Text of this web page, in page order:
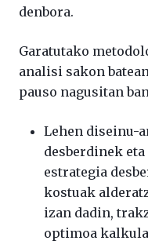
denbora.
Garatutako
analisi sakon
pauso nagusitan
Lehen diseinu-
desberdinek
estrategia
kostuak
izan dadin,
optimoa